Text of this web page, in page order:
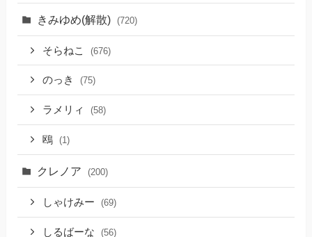
きみゆめ(解散) (720)
そらねこ (676)
のっき (75)
ラメリィ (58)
鴎 (1)
クレノア (200)
しゃけみー (69)
しるばーな (56)